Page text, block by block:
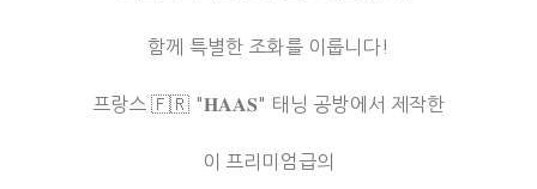
함께 특별한 조화를 이룹니다!
프랑스 🇫🇷 "𝐇𝐀𝐀𝐒" 태닝 공방에서 제작한
이 프리미엄급의